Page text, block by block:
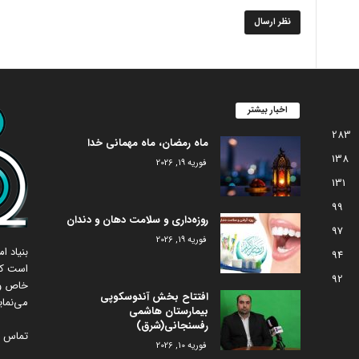
است
خاص
تماس
اخبار بیشتر
ماه رمضان، ماه مهمانی خدا
فوریه 19, 2026
روزه‌داری و سلامت دهان و دندان
فوریه 19, 2026
افتتاح بخش آندوسکوپی
بیمارستان هاشمی
رفسنجانی(شرق)
فوریه 10, 2026
283
138
131
99
97
94
92